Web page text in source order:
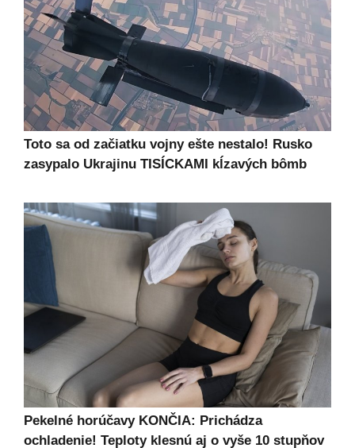
Toto sa od začiatku vojny ešte nestalo! Rusko
zasypalo Ukrajinu TISÍCKAMI kĺzavých bômb
Pekelné horúčavy KONČIA: Prichádza
ochladenie! Teploty klesnú aj o vyše 10 stupňov